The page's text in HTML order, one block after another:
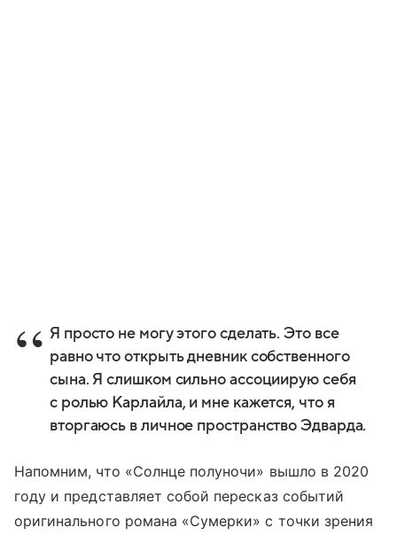
Я просто не могу этого сделать. Это все
равно что открыть дневник собственного
сына. Я слишком сильно ассоциирую себя
с ролью Карлайла, и мне кажется, что я
вторгаюсь в личное пространство Эдварда.
Напомним, что «Солнце полуночи» вышло в 2020
году и представляет собой пересказ событий
оригинального романа «Сумерки» с точки зрения